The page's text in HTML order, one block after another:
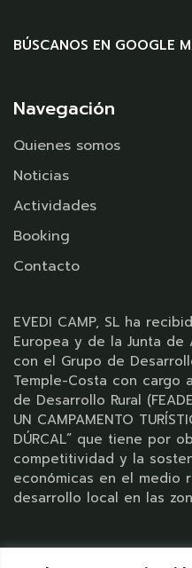
BÚSCANOS EN GOOGLE
Navegación
Quienes somos
Noticias
Actividades
Booking
Contacto
EVEDI CAMP, SL ha
Europea y de la Junta de
con el Grupo de
Temple-Costa con cargo
de Desarrollo Rural
UN CAMPAMENTO
DÚRCAL” que tiene por
competitividad y la
económicas en el medio
desarrollo local en las